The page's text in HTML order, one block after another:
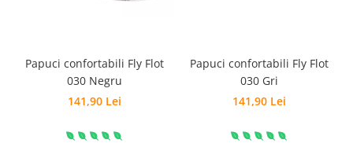
Papuci confortabili Fly Flot
030 Negru
141,90 Lei
Papuci confortabili Fly Flot
030 Gri
141,90 Lei